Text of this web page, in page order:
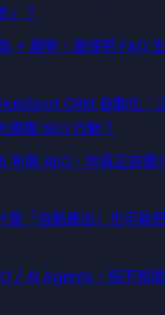
」？
+ 趨勢，直接把 FAQ
CRM 自動化：
規模 SEO 行動？
年做 AEO，你真正該量
麼「自動產出」也可能
/ AI Agents，但不知